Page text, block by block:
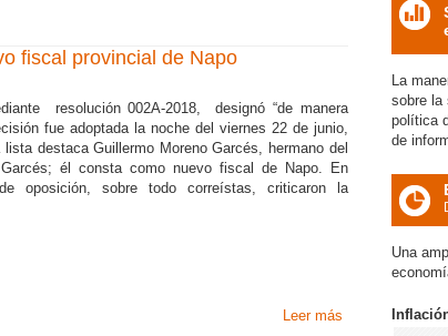
fiscal provincial de Napo
resolución 002A-2018, designó “de manera
fue adoptada la noche del viernes 22 de junio,
destaca Guillermo Moreno Garcés, hermano del
él consta como nuevo fiscal de Napo. En
oposición, sobre todo correístas, criticaron la
Leer más sobre
La
sobre la
política
de
icon
Una